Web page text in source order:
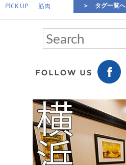
PICK UP 筋肉
頭皮ケア
＞ タグ一覧へ